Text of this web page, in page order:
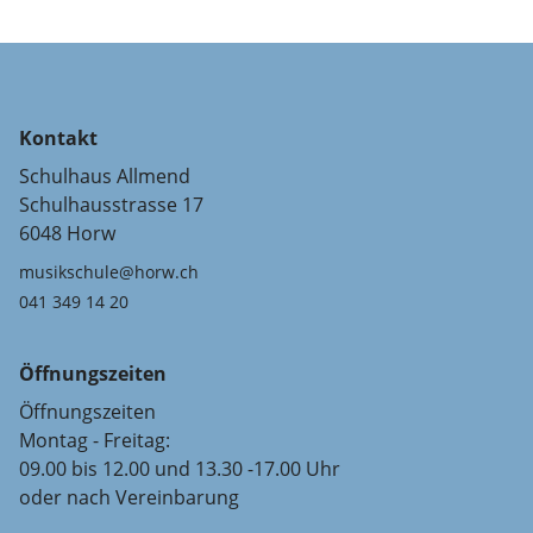
Kontakt
Schulhaus Allmend
Schulhausstrasse 17
6048 Horw
musikschule@horw.ch
041 349 14 20
Öffnungszeiten
Öffnungszeiten
Montag - Freitag:
09.00 bis 12.00 und 13.30 -17.00 Uhr
oder nach Vereinbarung